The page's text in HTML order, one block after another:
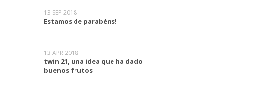
13 SEP 2018
Estamos de parabéns!
13 APR 2018
twin 21, una idea que ha dado
buenos frutos